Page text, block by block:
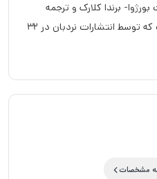
برندا کلارک و ترجمه
گلرنگ درویشیان کرمانشاهی است که توسط انتشارات نردبان در 32
مشخصات